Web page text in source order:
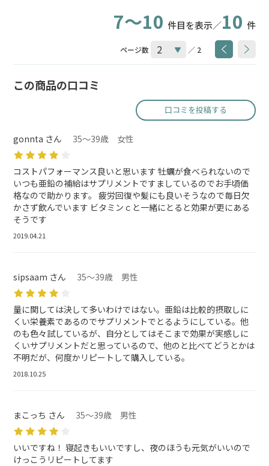
7～10 件目を表示／10 件
ページ数 ／ 2
この商品の口コミ
口コミを投稿する
gonnta さん 35～39歳 女性
コストパフォーマンス良いと思います 牡蠣が食べられないので
いつも亜鉛の補給はサプリメントですましているのでお手頃価
格なので助かります。 疲労回復や髪にも良いそうなので毎日欠
かさず飲んでいます ビタミンｃと一緒にとると効果が更にある
そうです
2019.04.21
sipsaam さん 35～39歳 男性
量に関しては決して多いわけではない。亜鉛は比較的摂取しに
くい栄養素であるのでサプリメントでとるようにしている。他
のも色々試しているが、自分としてはそこまで効果が実感しに
くいサプリメントだと思っているので、他のと比べてどうとかは
不明だが、何度かリピートして購入している。
2018.10.25
まこっち さん 35～39歳 男性
いいですね！ 寝起きもいいですし、夜のほうも元気がいいので
けっこうリピートしてます